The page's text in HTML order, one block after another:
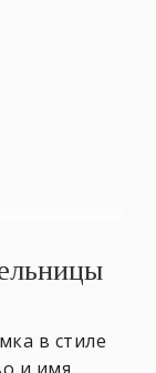
в стиле
и имя